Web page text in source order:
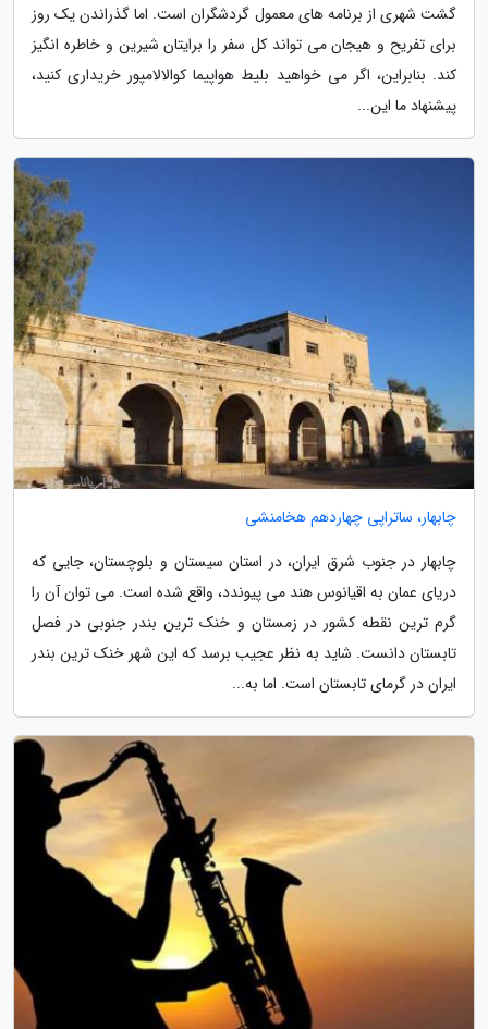
گشت شهری از برنامه های معمول گردشگران است. اما گذراندن یک روز
برای تفریح و هیجان می تواند کل سفر را برایتان شیرین و خاطره انگیز
کند. بنابراین، اگر می خواهید بلیط هواپیما کوالالامپور خریداری کنید،
پیشنهاد ما این...
چابهار، ساتراپی چهاردهم هخامنشی
چابهار در جنوب شرق ایران، در استان سیستان و بلوچستان، جایی که
دریای عمان به اقیانوس هند می پیوندد، واقع شده است. می توان آن را
گرم ترین نقطه کشور در زمستان و خنک ترین بندر جنوبی در فصل
تابستان دانست. شاید به نظر عجیب برسد که این شهر خنک ترین بندر
ایران در گرمای تابستان است. اما به...